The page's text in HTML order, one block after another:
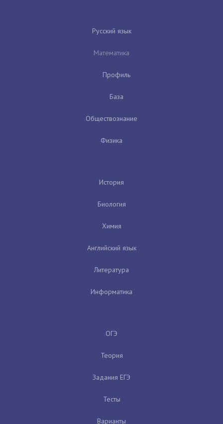
Русский язык
Математика
Профиль
База
Обществознание
Физика
История
Биология
Химия
Английский язык
Литература
Информатика
ОГЭ
Теория
Задания ЕГЭ
Тесты
Варианты